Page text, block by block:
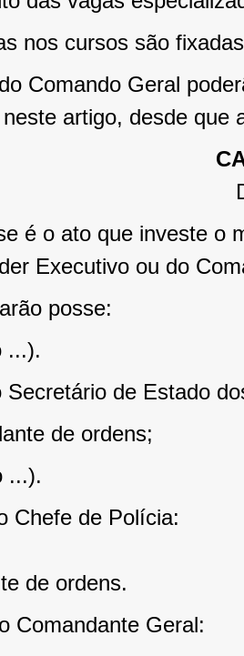
nos cursos são
Comando Geral
artigo, desde que
é o ato que investe o
Executivo ou do
posse:
...).
Secretário de Estado
de ordens;
...).
Chefe de Polícia:
de ordens.
Comandante Geral: